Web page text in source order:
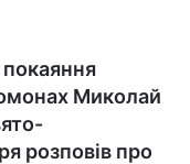
Миколай
розповів про